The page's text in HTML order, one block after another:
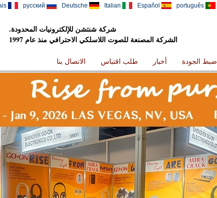
русский Deutsche Italian Español português
شركة شنتشن للإلكترونيات المحدودة.
الشركة المصنعة للصوت اللاسلكي الاحترافي منذ عام 1997
ضبط الجودة أخبار طلب اقتباس الاتصال بنا